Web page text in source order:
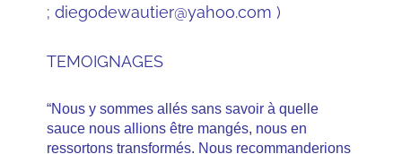
; diegodewautier@yahoo.com )
TEMOIGNAGES
“Nous y sommes allés sans savoir à quelle
sauce nous allions être mangés, nous en
ressortons transformés. Nous recommanderions